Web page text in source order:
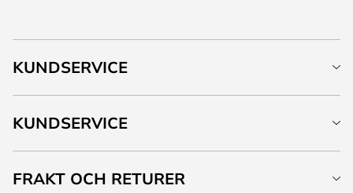
KUNDSERVICE
KUNDSERVICE
FRAKT OCH RETURER